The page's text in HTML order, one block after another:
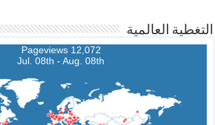
التغطية العالمية
12,072 Pageviews
Jul. 08th - Aug. 08th